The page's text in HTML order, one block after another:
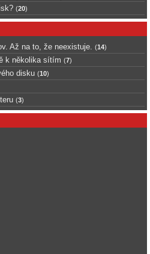
(20)
Až na to, že neexistuje. (14)
k několika sítím (7)
disku (10)
(3)